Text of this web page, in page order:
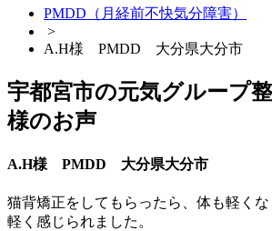
PMDD（月経前不快気分障害）
>
A.H様 PMDD 大分県大分市
宇都宮市の元気グループ
様のお声
A.H様 PMDD 大分県大分市
猫背矯正をしてもらったら、体も軽く
軽く感じられました。